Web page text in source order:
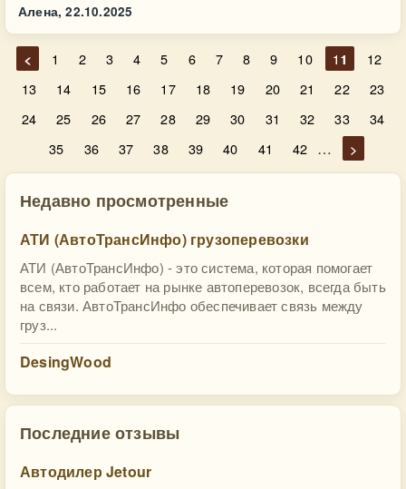
Алена, 22.10.2025
< 1 2 3 4 5 6 7 8 9 10 11
12
13
14 15 16 17 18 19 20 21 22
23
24
25 26 27 28 29 30 31 32 33
34
35
36 37 38 39 40 41 42 … >
Недавно просмотренные
АТИ (АвтоТрансИнфо) грузоперевозки
АТИ (АвтоТрансИнфо) - это система, которая помогает
всем, кто работает на рынке автоперевозок, всегда быть
на связи. АвтоТрансИнфо обеспечивает связь между
груз...
DesingWood
Последние отзывы
Автодилер Jetour